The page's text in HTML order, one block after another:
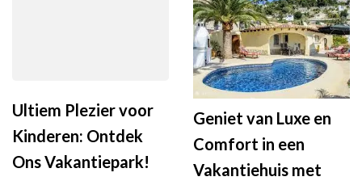
Ultiem Plezier voor
Kinderen: Ontdek
Ons Vakantiepark!
Geniet van Luxe en
Comfort in een
Vakantiehuis met